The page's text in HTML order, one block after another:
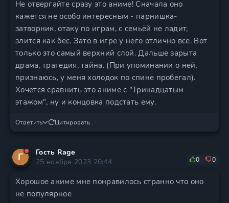
Не отвергайте сразу это аниме! Сначала оно
кажется не особо интересным - парнишка-
затворник, отаку по играм, с семьёй не ладит,
злится как бес. Зато в игре у него отлично всё. Вот
только это самый верхний слой. Дальше зарыта
драма, трагедия, тайна. (При упоминании о ней,
признаюсь, у меня холодок по спине пробегал).
Хочется сравнить это аниме с "Тринадцатым
этажом", ну и концовка подстать ему.
Ответить Цитировать
Г
Гость Rage
25 ноября 2023 20:44
0 0
Хорошое аниме мне понравилось странно что оно
не популярное